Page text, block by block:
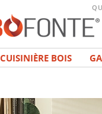
CUISINIÈRE BOIS